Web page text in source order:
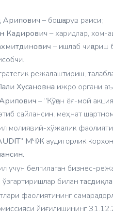
Арипович – бошқарув раиси;
Кадирович – харидлар, хом-
– ишлаб чиқариш
режалаштириш,
Хусановна ижро органи
– ”Қўқон ёғ-мой
сайлансин, меҳнат
молиявий-хўжалик
МЧЖ аудиторлик
учун белгилаган бизнес-
ўзгартиришлар билан
фаолиятининг
йиғилишининг